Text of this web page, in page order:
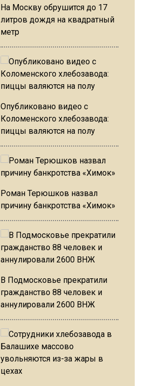
На Москву обрушится до 17
литров дождя на квадратный
метр
Опубликовано видео с
Коломенского хлебозавода:
пиццы валяются на полу
Роман Терюшков назвал
причину банкротства «Химок»
В Подмосковье прекратили
гражданство 88 человек и
аннулировали 2600 ВНЖ